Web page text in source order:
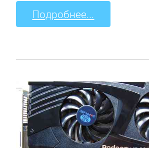
Подробнее...
PNY
Point
View
PowerColor